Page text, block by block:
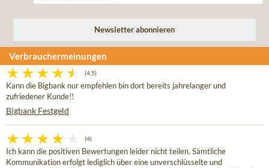
Verbrauchermeinungen
(4,5)
Kann die Bigbank nur empfehlen bin dort bereits jahrelanger und
zufriedener Kunde!!
Bigbank Festgeld
(4)
Ich kann die positiven Bewertungen leider nicht teilen. Sämtliche
Kommunikation erfolgt lediglich über eine unverschlüsselte und